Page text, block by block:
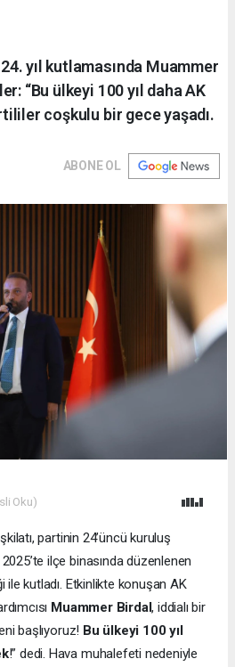
yıl kutlamasında Muammer
“Bu ülkeyi 100 yıl daha AK
coşkulu bir gece yaşadı.
ABONE OL
Oku)
partinin 24’üncü kuruluş
ilçe binasında düzenlenen
kutladı. Etkinlikte konuşan AK
Muammer Birdal, iddialı bir
başlıyoruz! Bu ülkeyi 100 yıl
!” dedi. Hava muhalefeti nedeniyle